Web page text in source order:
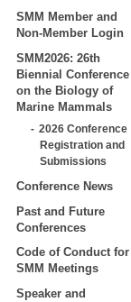
SMM Member and
Non-Member Login
SMM2026: 26th
Biennial Conference
on the Biology of
Marine Mammals
2026 Conference
Registration and
Submissions
Conference News
Past and Future
Conferences
Code of Conduct for
SMM Meetings
Speaker and